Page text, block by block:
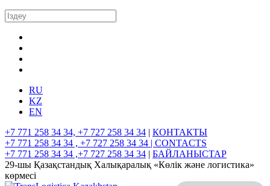
RU
KZ
EN
+7 771 258 34 34, +7 727 258 34 34 | КОНТАКТЫ
+7 771 258 34 34 , +7 727 258 34 34 | CONTACTS
+7 771 258 34 34 ,+7 727 258 34 34 | БАЙЛАНЫСТАР
29-шы Қазақстандық Халықаралық «Көлік және логистика»
көрмесі